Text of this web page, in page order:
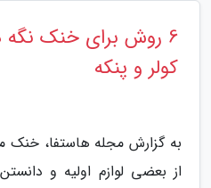
6 روش برای خنک
کولر و پنکه
به گزارش مجله هاستفا، خنک
از بعضی لوازم اولیه و